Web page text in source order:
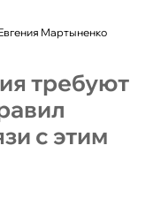
Мартыненко
требуют
с этим